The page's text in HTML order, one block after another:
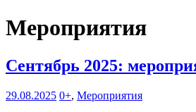
Мероприятия
Сентябрь 2025:
29.08.2025 0+, Мероприятия